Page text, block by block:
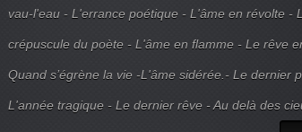
vau-l'eau - L'errance poétique - L'âme en révolte -
crépuscule du poète - L'âme en flamme - Le rêve
Quand s’égrène la vie -L'âme sidérée.- Le dernier
L'année tragique - Le dernier rêve - Au delà des